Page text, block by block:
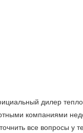
дилер
компаниями
все вопросы у